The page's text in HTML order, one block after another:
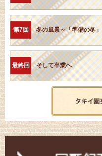
第7回 冬の風景～「準備の冬」
最終回 そして卒業へ